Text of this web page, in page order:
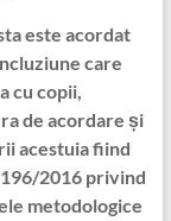
este acordat
care
cu copii,
de acordare și
acestuia fiind
2016 privind
metodologice